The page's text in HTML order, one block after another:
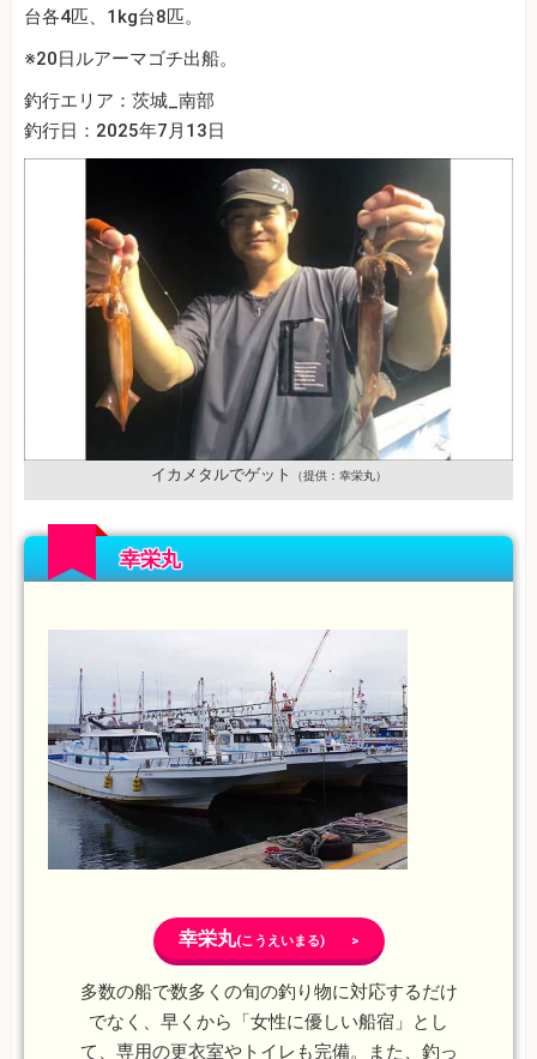
台各4匹、1kg台8匹。
※20日ルアーマゴチ出船。
釣行エリア：茨城_南部
釣行日：2025年7月13日
イカメタルでゲット （提供：幸栄丸）
幸栄丸
幸栄丸(こうえいまる) >
多数の船で数多くの旬の釣り物に対応するだけ
でなく、早くから「女性に優しい船宿」とし
て、専用の更衣室やトイレも完備。また、釣っ